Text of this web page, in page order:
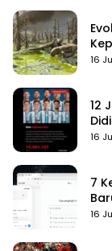
16
12
16
7
16